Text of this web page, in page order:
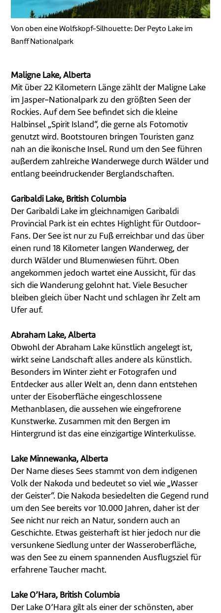
Von oben eine Wolfskopf-Silhouette: Der Peyto Lake im
Banff Nationalpark
Maligne Lake, Alberta
Mit über 22 Kilometern Länge zählt der Maligne Lake
im Jasper-Nationalpark zu den größten Seen der
Rockies. Auf dem See befindet sich die kleine
Halbinsel „Spirit Island“, die gerne als Fotomotiv
genutzt wird. Bootstouren bringen Touristen ganz
nah an die ikonische Insel. Rund um den See führen
außerdem zahlreiche Wanderwege durch Wälder und
entlang beeindruckender Berglandschaften.
Garibaldi Lake, British Columbia
Der Garibaldi Lake im gleichnamigen Garibaldi
Provincial Park ist ein echtes Highlight für Outdoor-
Fans. Der See ist nur zu Fuß erreichbar und das über
einen rund 18 Kilometer langen Wanderweg, der
durch Wälder und Blumenwiesen führt. Oben
angekommen jedoch wartet eine Aussicht, für das
sich die Wanderung gelohnt hat. Viele Besucher
bleiben gleich über Nacht und schlagen ihr Zelt am
Ufer auf.
Abraham Lake, Alberta
Obwohl der Abraham Lake künstlich angelegt ist,
wirkt seine Landschaft alles andere als künstlich.
Besonders im Winter zieht er Fotografen und
Entdecker aus aller Welt an, denn dann entstehen
unter der Eisoberfläche eingeschlossene
Methanblasen, die aussehen wie eingefrorene
Kunstwerke. Zusammen mit den Bergen im
Hintergrund ist das eine einzigartige Winterkulisse.
Lake Minnewanka, Alberta
Der Name dieses Sees stammt von dem indigenen
Volk der Nakoda und bedeutet so viel wie „Wasser
der Geister“. Die Nakoda besiedelten die Gegend rund
um den See bereits vor 10.000 Jahren, daher ist der
See nicht nur reich an Natur, sondern auch an
Geschichte. Etwas geisterhaft ist hier jedoch nur die
versunkene Siedlung unter der Wasseroberfläche,
was den See zu einem spannenden Ausflugsziel für
erfahrene Taucher macht.
Lake O’Hara, British Columbia
Der Lake O’Hara gilt als einer der schönsten, aber